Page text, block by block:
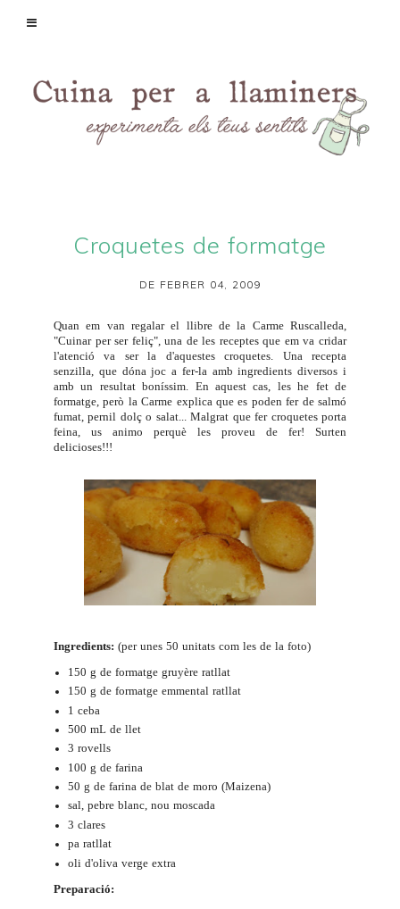
Croquetes de formatge
DE FEBRER 04, 2009
Quan em van regalar el llibre de la Carme Ruscalleda,
"Cuinar per ser feliç", una de les receptes que em va cridar
l'atenció va ser la d'aquestes croquetes. Una recepta
senzilla, que dóna joc a fer-la amb ingredients diversos i
amb un resultat boníssim. En aquest cas, les he fet de
formatge, però la Carme explica que es poden fer de salmó
fumat, pernil dolç o salat... Malgrat que fer croquetes porta
feina, us animo perquè les proveu de fer! Surten
delicioses!!!
Ingredients: (per unes 50 unitats com les de la foto)
150 g de formatge gruyère ratllat
150 g de formatge emmental ratllat
1 ceba
500 mL de llet
3 rovells
100 g de farina
50 g de farina de blat de moro (Maizena)
sal, pebre blanc, nou moscada
3 clares
pa ratllat
oli d'oliva verge extra
Preparació: